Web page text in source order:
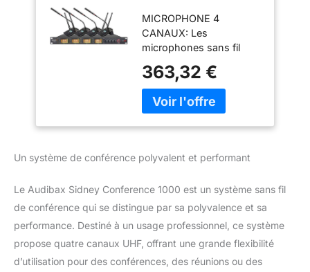
de Conferencia 4
Canales UHF
MICROPHONE 4
CANAUX: Les
microphones sans fil
Conference 1000 ont un
système UHF à 4 canaux
qui convient aux
différents endroits
réunion. SANS FIL: Ces
microphones sans fil ont
un col de cygne qui est
de conférence car il peut
être déplacé dans la
363,32 €
Un système de conférence polyvalent et performant
Le Audibax Sidney Conference 1000 est un système sans fil
de conférence qui se distingue par sa polyvalence et sa
performance. Destiné à un usage professionnel, ce système
propose quatre canaux UHF, offrant une grande flexibilité
d’utilisation pour des conférences, des réunions ou des